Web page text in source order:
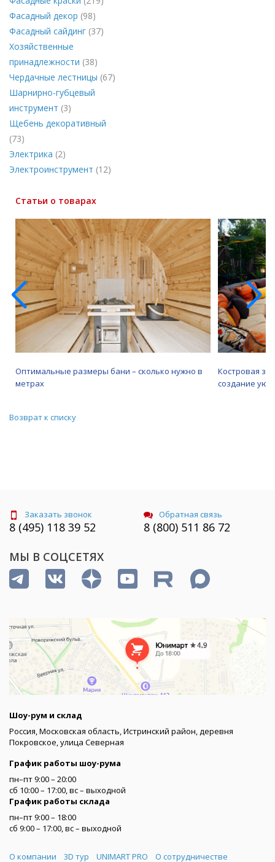
Фасадный декор (98)
Фасадный сайдинг (37)
Хозяйственные
принадлежности (38)
Чердачные лестницы (67)
Шарнирно-губцевый
инструмент (3)
Щебень декоративный
(73)
Электрика (2)
Электроинструмент (12)
Статьи о товарах
Оптимальные размеры бани – сколько нужно в
метрах
Костровая
создание
Возврат к списку
Заказать звонок
8 (495) 118 39 52
Обратная связь
8 (800) 511 86 72
МЫ В СОЦСЕТЯХ
Шоу-рум и склад
Россия, Московская область, Истринский район, деревня
Покровское, улица Северная
График работы шоу-рума
пн–пт 9:00 – 20:00
сб 10:00 – 17:00, вс – выходной
График работы склада
пн–пт 9:00 – 18:00
сб 9:00 – 17:00, вс – выходной
Меню
О компании 3D тур UNIMART PRO О сотрудничестве